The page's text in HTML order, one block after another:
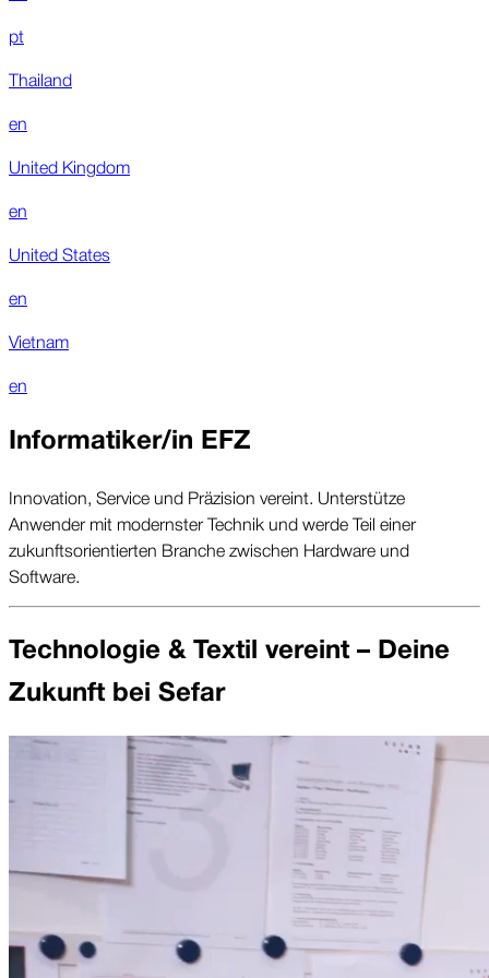
pt
Thailand
en
United Kingdom
en
United States
en
Vietnam
en
Informatiker/in EFZ
Innovation, Service und Präzision vereint. Unterstütze
Anwender mit modernster Technik und werde Teil einer
zukunftsorientierten Branche zwischen Hardware und
Software.
Technologie & Textil vereint – Deine
Zukunft bei Sefar